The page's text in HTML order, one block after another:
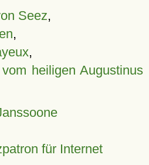
Seez,
,
,
heiligen Augustinus
für Internet